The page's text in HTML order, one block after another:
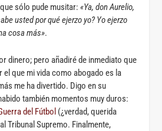
sólo pude musitar:«Ya, don Aurelio,
usted por qué ejerzo yo? Yo ejerzo
cosa más».
dinero; pero añadiré de inmediato que
el que mi vida como abogado es la
me ha divertido. Digo en su
también momentos muy duros:
del Fútbol (¿verdad, querida
Tribunal Supremo. Finalmente,